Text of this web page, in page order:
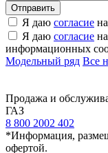
Я даю согласие
Я даю согласие
информационных
Модельный ряд Все
Продажа и
ГАЗ
8 800 2002 402
*Информация,
офертой.